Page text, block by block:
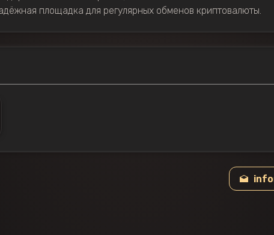
площадка для регулярных обменов криптовалюты.